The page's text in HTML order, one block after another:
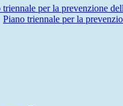
triennale per la prevenzione
Piano triennale per la